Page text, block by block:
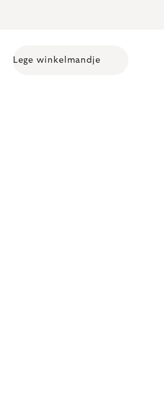
Shopping cart
Lege winkelmandje